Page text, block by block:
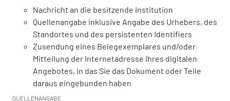
Nachricht an die besitzende Institution
Quellenangabe inklusive Angabe des Urhebers, des
Standortes und des persistenten Identifiers
Zusendung eines Belegexemplares und/oder
Mitteilung der Internetadresse Ihres digitalen
Angebotes, in das Sie das Dokument oder Teile
daraus eingebunden haben
QUELLENANGABE